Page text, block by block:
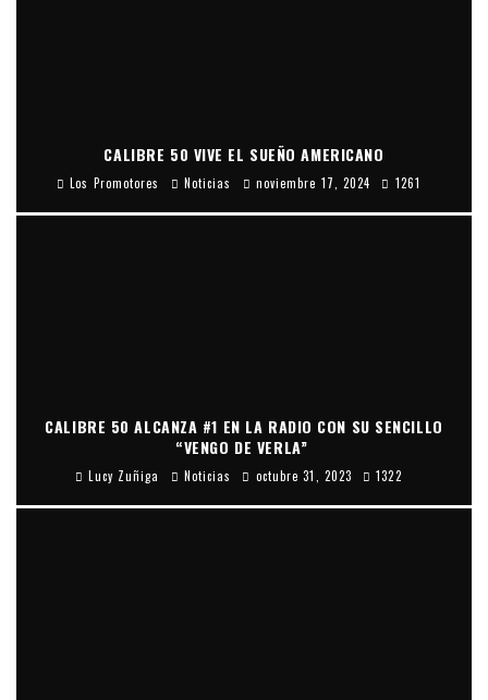
CALIBRE 50 VIVE EL SUEÑO AMERICANO
Los Promotores Noticias noviembre 17, 2024 1261
CALIBRE 50 ALCANZA #1 EN LA RADIO CON SU SENCILLO
“VENGO DE VERLA”
Lucy Zuñiga Noticias octubre 31, 2023 1322